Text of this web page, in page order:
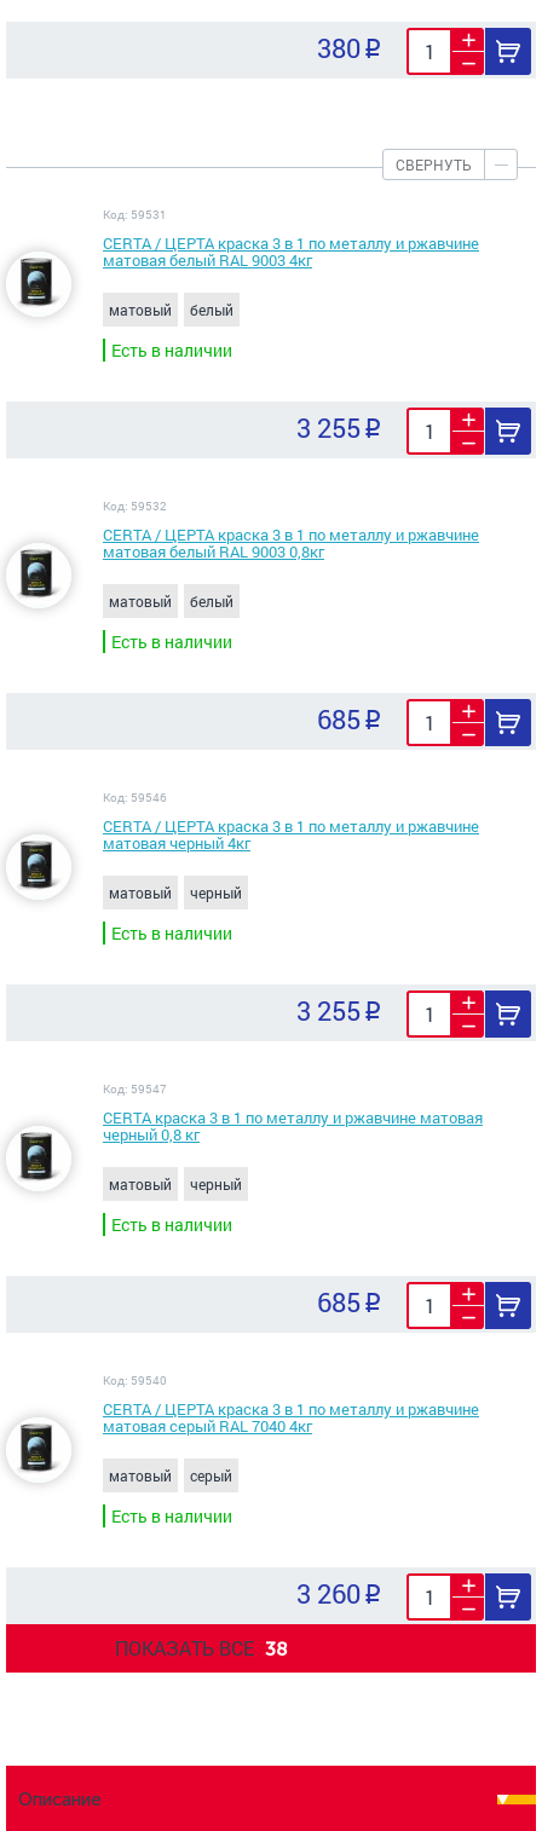
380
СВЕРНУТЬ
Код: 59531
CERTA / ЦЕРТА краска 3 в 1 по металлу и ржавчине
матовая белый RAL 9003 4кг
матовый белый
Есть в наличии
3 255
Код: 59532
CERTA / ЦЕРТА краска 3 в 1 по металлу и ржавчине
матовая белый RAL 9003 0,8кг
матовый белый
Есть в наличии
685
Код: 59546
CERTA / ЦЕРТА краска 3 в 1 по металлу и ржавчине
матовая черный 4кг
матовый черный
Есть в наличии
3 255
Код: 59547
CERTA краска 3 в 1 по металлу и ржавчине матовая
черный 0,8 кг
матовый черный
Есть в наличии
685
Код: 59540
CERTA / ЦЕРТА краска 3 в 1 по металлу и ржавчине
матовая серый RAL 7040 4кг
матовый серый
Есть в наличии
3 260
ПОКАЗАТЬ ВСЕ 38
Описание